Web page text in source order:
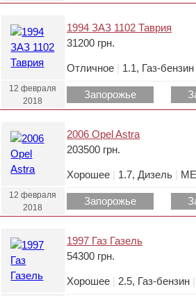
1994 ЗАЗ 1102 Таврия
31200 грн.
Отличное 1.1, Газ-бензин
12 февраля
2018
Запорожье
2006 Opel Astra
203500 грн.
Хорошее 1.7, Дизель
12 февраля
2018
Запорожье
1997 Газ Газель
54300 грн.
Хорошее 2.5, Газ-бензин